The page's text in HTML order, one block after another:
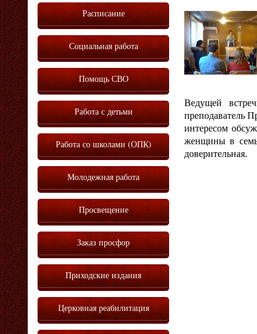
Ведущей
преподаватель
интересом
женщины в
доверительная.
Расписание
Социальная работа
Помощь СВО
Работа с детьми
Работа со школами (ОПК)
Молодежная работа
Просвещение
Заказ просфор
Приходские издания
Церковная реабилитация